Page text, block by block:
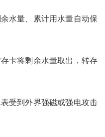
水量、累计用水量自动保
卡将剩余水量取出，转存
受到外界强磁或强电攻击